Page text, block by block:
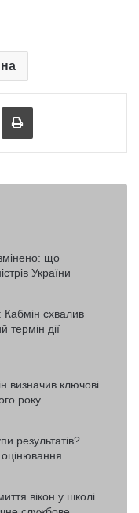
електронною поштоюНадрукувати
що
України
Кабмін схвалив
термін дії
визначив ключові
року
результатів?
вікон у школі